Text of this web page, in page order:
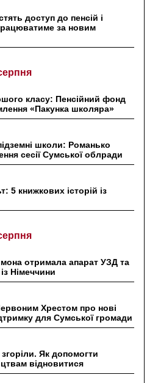
доступ до пенсій і
за новим
класу: Пенсійний фонд
«Пакунка школяра»
школи: Романько
сесії Сумської облради
5 книжкових історій із
отримала апарат УЗД та
Німеччини
Хрестом про нові
для Сумської громади
Як допомогти
відновитися